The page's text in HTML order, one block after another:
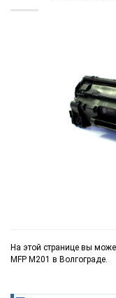
На этой странице вы
MFP M201 в Волгограде.